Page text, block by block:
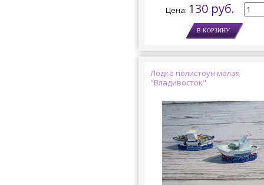
Цена: 130 руб.
Лодка полистоун малая
"Владивосток"